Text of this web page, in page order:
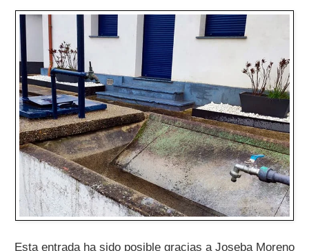
Esta entrada ha sido posible gracias a Joseba Moreno